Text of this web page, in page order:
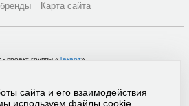
Карта сайта
группы «Текарт»
вы можете связаться с нашей
данных
сайта и его взаимодействия
используем файлы cookie.